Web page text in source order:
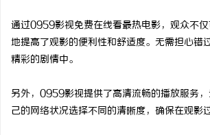
通过0959影视免费在线看最热电影，观众不
地提高了观影的便利性和舒适度。无需担心
精彩的剧情中。
另外，0959影视提供了高清流畅的播放服务
己的网络状况选择不同的清晰度，确保在观影